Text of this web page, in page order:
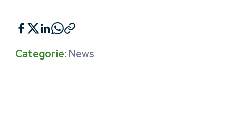
Categorie: News